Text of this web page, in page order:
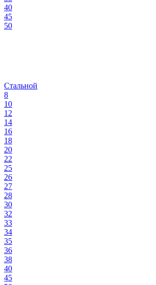
40
45
50
Стальной
8
10
12
14
16
18
20
22
25
26
27
28
30
32
33
34
35
36
38
40
45